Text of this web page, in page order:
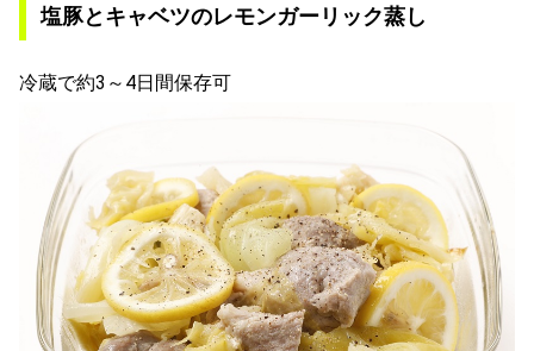
塩豚とキャベツのレモンガーリック蒸し
冷蔵で約3～4日間保存可